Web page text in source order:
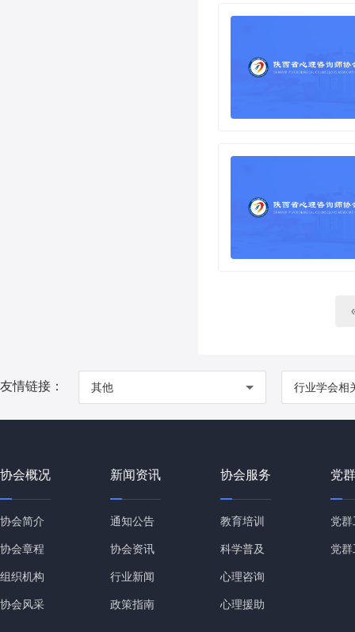
友情链接： 其他 行业学会相
协会概况
协会简介
协会章程
组织机构
协会风采
新闻资讯
通知公告
协会资讯
行业新闻
政策指南
协会服务
教育培训
科学普及
心理咨询
心理援助
党
党
党